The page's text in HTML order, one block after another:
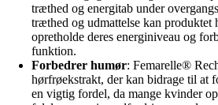
træthed og energitab under
træthed og udmattelse kan
opretholde deres energiniveau og
funktion.
Forbedrer humør: Femarelle®
hørfrøekstrakt, der kan bidrage til at
en vigtig fordel, da mange kvinder